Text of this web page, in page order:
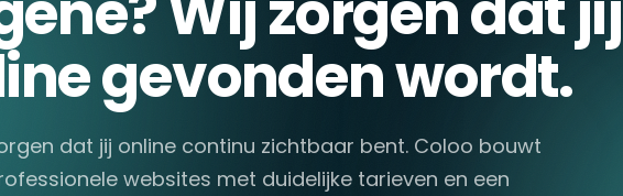
gevonden wordt.
dat jij online continu zichtbaar bent. Coloo bouwt
websites met duidelijke tarieven en een